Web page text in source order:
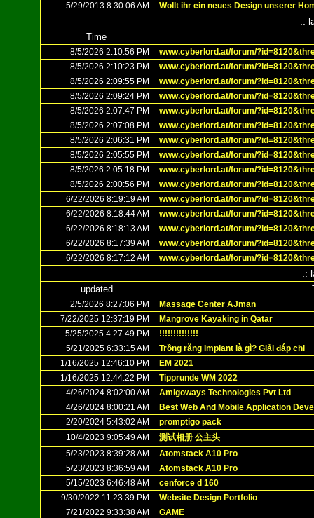
5/29/2013 8:30:06 AM
Wollt ihr ein neues Design unserer
.:
Time
8/5/2026 2:10:56 PM
www.cyberlord.at/forum/
8/5/2026 2:10:23 PM
www.cyberlord.at/forum/
8/5/2026 2:09:55 PM
www.cyberlord.at/forum/
8/5/2026 2:09:24 PM
www.cyberlord.at/forum/
8/5/2026 2:07:47 PM
www.cyberlord.at/forum/
8/5/2026 2:07:08 PM
www.cyberlord.at/forum/
8/5/2026 2:06:31 PM
www.cyberlord.at/forum/
8/5/2026 2:05:55 PM
www.cyberlord.at/forum/
8/5/2026 2:05:18 PM
www.cyberlord.at/forum/
8/5/2026 2:00:56 PM
www.cyberlord.at/forum/
6/22/2026 8:19:19 AM
www.cyberlord.at/forum/
6/22/2026 8:18:44 AM
www.cyberlord.at/forum/
6/22/2026 8:18:13 AM
www.cyberlord.at/forum/
6/22/2026 8:17:39 AM
www.cyberlord.at/forum/
6/22/2026 8:17:12 AM
www.cyberlord.at/forum/
.:
updated
2/5/2026 8:27:06 PM
Massage Center AJman
7/22/2025 12:37:19 PM
Mangrove Kayaking in Qatar
5/25/2025 4:27:49 PM
!!!!!!!!!!!!!!
5/21/2025 6:33:15 AM
Trồng răng Implant là gì? Giải đáp chi
1/16/2025 12:46:10 PM
EM 2021
1/16/2025 12:44:22 PM
Tipprunde WM 2022
4/26/2024 8:02:00 AM
Amigoways Technologies Pvt Ltd
4/26/2024 8:00:21 AM
Best Web And Mobile Application
2/20/2024 5:43:02 AM
promptigo pack
10/4/2023 9:05:49 AM
测试相册 公主头
5/23/2023 8:39:28 AM
Atomstack A10 Pro
5/23/2023 8:36:59 AM
Atomstack A10 Pro
5/15/2023 6:46:48 AM
cenforce d 160
9/30/2022 11:23:39 PM
Website Design Portfolio
7/21/2022 9:33:38 AM
GAME